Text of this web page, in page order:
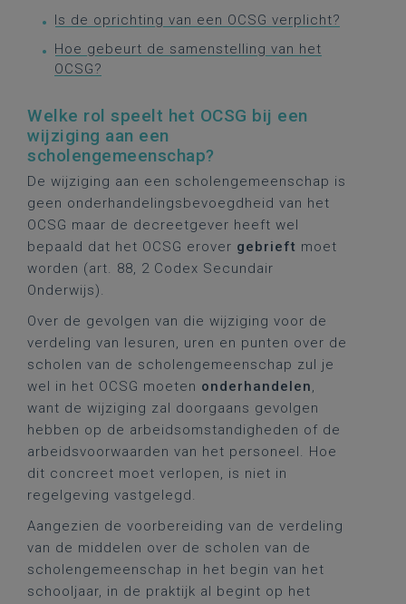
Is de oprichting van een OCSG verplicht?
Hoe gebeurt de samenstelling van het
OCSG?
Welke rol speelt het OCSG bij een
wijziging aan een
scholengemeenschap?
De wijziging aan een scholengemeenschap is
geen onderhandelingsbevoegdheid van het
OCSG maar de decreetgever heeft wel
bepaald dat het OCSG erover gebrieft moet
worden (art. 88, 2 Codex Secundair
Onderwijs).
Over de gevolgen van die wijziging voor de
verdeling van lesuren, uren en punten over de
scholen van de scholengemeenschap zul je
wel in het OCSG moeten onderhandelen,
want de wijziging zal doorgaans gevolgen
hebben op de arbeidsomstandigheden of de
arbeidsvoorwaarden van het personeel. Hoe
dit concreet moet verlopen, is niet in
regelgeving vastgelegd.
Aangezien de voorbereiding van de verdeling
van de middelen over de scholen van de
scholengemeenschap in het begin van het
schooljaar, in de praktijk al begint op het